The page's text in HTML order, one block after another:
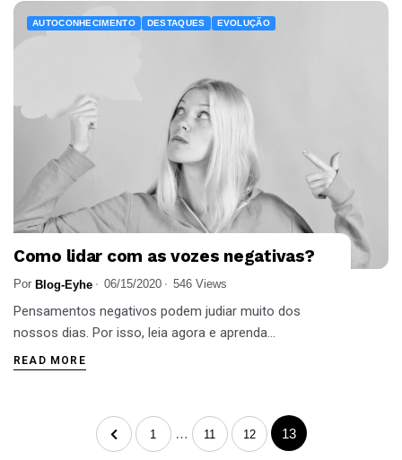
AUTOCONHECIMENTO DESTAQUES EVOLUÇÃO
Como lidar com as vozes negativas?
Por Blog-Eyhe 06/15/2020 546 Views
Pensamentos negativos podem judiar muito dos
nossos dias. Por isso, leia agora e aprenda...
READ MORE
1 … 11 12 13